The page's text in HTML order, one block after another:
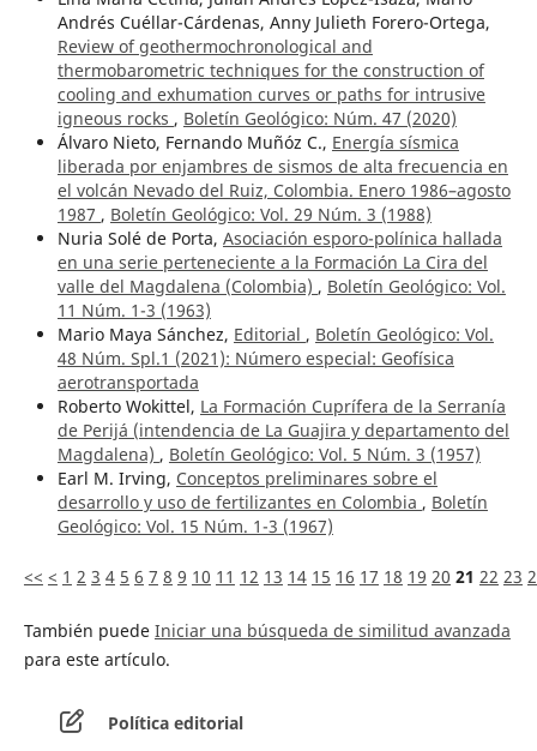
Andrés Cuéllar-Cárdenas, Anny Julieth Forero-Ortega,
Review of geothermochronological and
thermobarometric techniques for the construction of
cooling and exhumation curves or paths for intrusive
igneous rocks , Boletín Geológico: Núm. 47 (2020)
Álvaro Nieto, Fernando Muñóz C., Energía sísmica
liberada por enjambres de sismos de alta frecuencia en
el volcán Nevado del Ruiz, Colombia. Enero 1986–agosto
1987 , Boletín Geológico: Vol. 29 Núm. 3 (1988)
Nuria Solé de Porta, Asociación esporo-polínica hallada
en una serie perteneciente a la Formación La Cira del
valle del Magdalena (Colombia) , Boletín Geológico: Vol.
11 Núm. 1-3 (1963)
Mario Maya Sánchez, Editorial , Boletín Geológico: Vol.
48 Núm. Spl.1 (2021): Número especial: Geofísica
aerotransportada
Roberto Wokittel, La Formación Cuprífera de la Serranía
de Perijá (intendencia de La Guajira y departamento del
Magdalena) , Boletín Geológico: Vol. 5 Núm. 3 (1957)
Earl M. Irving, Conceptos preliminares sobre el
desarrollo y uso de fertilizantes en Colombia , Boletín
Geológico: Vol. 15 Núm. 1-3 (1967)
<< < 1 2 3 4 5 6 7 8 9 10 11 12 13 14 15 16 17 18 19 20 21 22 23
También puede Iniciar una búsqueda de similitud avanzada
para este artículo.
Política editorial